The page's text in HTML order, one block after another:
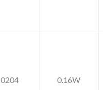
0204 0.16W